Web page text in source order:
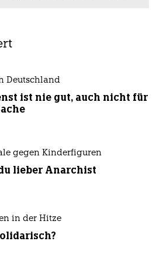
Deutschland
ist nie gut, auch nicht für
gegen Kinderfiguren
lieber Anarchist
in der Hitze